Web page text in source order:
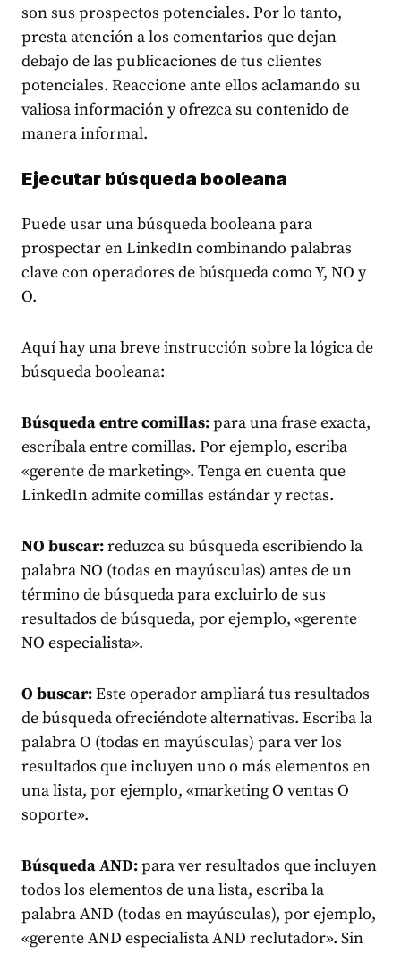
son sus prospectos potenciales. Por lo tanto,
presta atención a los comentarios que dejan
debajo de las publicaciones de tus clientes
potenciales. Reaccione ante ellos aclamando su
valiosa información y ofrezca su contenido de
manera informal.
Ejecutar búsqueda booleana
Puede usar una búsqueda booleana para
prospectar en LinkedIn combinando palabras
clave con operadores de búsqueda como Y, NO y
O.
Aquí hay una breve instrucción sobre la lógica de
búsqueda booleana:
Búsqueda entre comillas:para una frase exacta,
escríbala entre comillas. Por ejemplo, escriba
«gerente de marketing». Tenga en cuenta que
LinkedIn admite comillas estándar y rectas.
NO buscar:reduzca su búsqueda escribiendo la
palabra NO (todas en mayúsculas) antes de un
término de búsqueda para excluirlo de sus
resultados de búsqueda, por ejemplo, «gerente
NO especialista».
O buscar:Este operador ampliará tus resultados
de búsqueda ofreciéndote alternativas. Escriba la
palabra O (todas en mayúsculas) para ver los
resultados que incluyen uno o más elementos en
una lista, por ejemplo, «marketing O ventas O
soporte».
Búsqueda AND:para ver resultados que incluyen
todos los elementos de una lista, escriba la
palabra AND (todas en mayúsculas), por ejemplo,
«gerente AND especialista AND reclutador». Sin